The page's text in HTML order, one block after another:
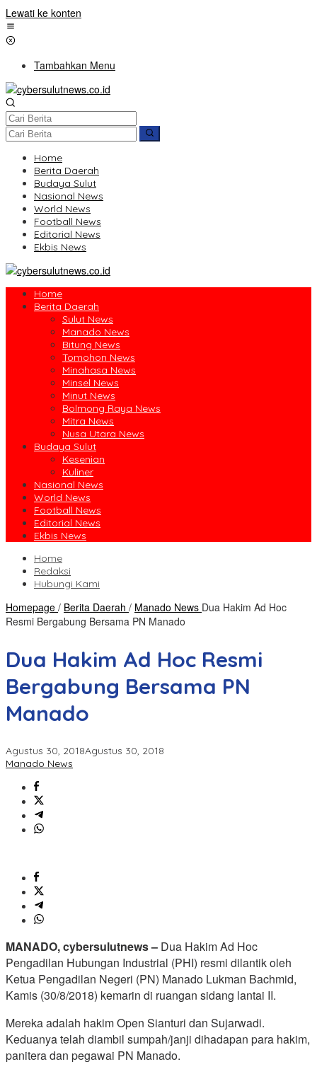
Lewati ke konten
Tambahkan Menu
Home
Berita Daerah
Budaya Sulut
Nasional News
World News
Football News
Editorial News
Ekbis News
Home
Berita Daerah
Sulut News
Manado News
Bitung News
Tomohon News
Minahasa News
Minsel News
Minut News
Bolmong Raya News
Mitra News
Nusa Utara News
Budaya Sulut
Kesenian
Kuliner
Nasional News
World News
Football News
Editorial News
Ekbis News
Home
Redaksi
Hubungi Kami
Homepage / Berita Daerah / Manado News Dua Hakim Ad Hoc
Resmi Bergabung Bersama PN Manado
Dua Hakim Ad Hoc Resmi
Bergabung Bersama PN
Manado
Agustus 30, 2018Agustus 30, 2018
Manado News
MANADO, cybersulutnews – Dua Hakim Ad Hoc
Pengadilan Hubungan Industrial (PHI) resmi dilantik oleh
Ketua Pengadilan Negeri (PN) Manado Lukman Bachmid,
Kamis (30/8/2018) kemarin di ruangan sidang lantai II.
Mereka adalah hakim Open Sianturi dan Sujarwadi.
Keduanya telah diambil sumpah/janji dihadapan para hakim,
panitera dan pegawai PN Manado.